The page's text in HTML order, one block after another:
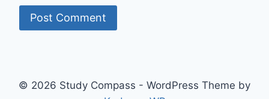
© 2026 Study Compass - WordPress Theme by